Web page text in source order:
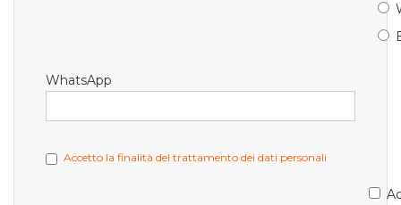
WhatsApp
Accetto la finalità del trattamento dei dati personali